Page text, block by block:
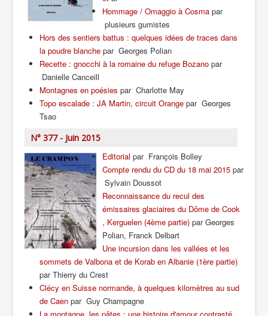
Hommage / Omaggio à Cosma par
plusieurs gumistes
Hors des sentiers battus : quelques idées de traces dans
la poudre blanche par Georges Polian
Recette : gnocchi à la romaine du refuge Bozano par
Danielle Canceill
Montagnes en poésies par Charlotte May
Topo escalade : JA Martin, circuit Orange par Georges
Tsao
N° 377 - Juin 2015
Editorial par François Bolley
Compte rendu du CD du 18 mai 2015 par
Sylvain Doussot
Reconnaissance du recul des
émissaires glaciaires du Dôme de Cook
, Kerguelen (4ème partie) par Georges
Polian, Franck Delbart
Une incursion dans les vallées et les
sommets de Valbona et de Korab en Albanie (1ère partie)
par Thierry du Crest
Clécy en Suisse normande, à quelques kilomètres au sud
de Caen par Guy Champagne
La montagne, les pâtes : une histoire d'amour contrasté